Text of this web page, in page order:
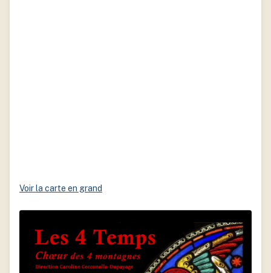
Voir la carte en grand